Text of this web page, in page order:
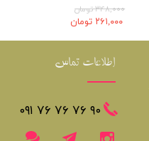
۳۴۸,۰۰۰ تومان
۲۶۱,۰۰۰ تومان
اطلاعات تماس
​​٩٠ ٧۶ ٧۶ ٧۶ ٠٩١